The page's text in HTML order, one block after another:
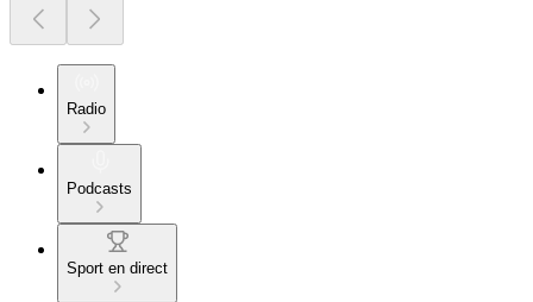
Radio
Podcasts
Sport en direct